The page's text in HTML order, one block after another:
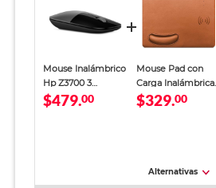
Mouse Inalámbrico
Hp Z3700 3
botones Gris
$479.00
Mouse Pad con
Carga Inalámbrica
Spectra
$329.00
Alternativas